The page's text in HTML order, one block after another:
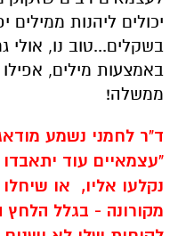
לקוחות שלי לא
בדין לעזור להם
קודם שיעבירו
לא מגיע וכמה.
בעלי העסקים
ויותר מהשכירים -
עבור רגעי משבר...